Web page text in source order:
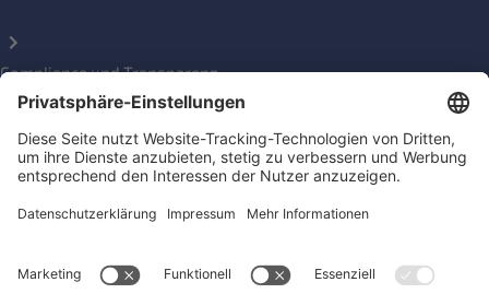
Compliance und Transparenz
Beschwerde einreichen
Social Media Kanäle